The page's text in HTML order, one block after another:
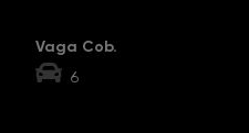
Vaga Cob.
6